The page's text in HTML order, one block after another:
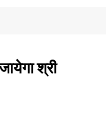
श्री